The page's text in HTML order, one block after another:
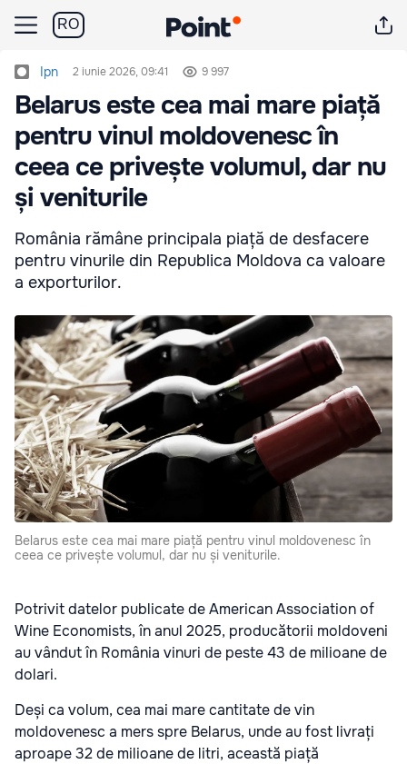
RO
Ipn 2 iunie 2026, 09:41 9 997
Belarus este cea mai mare piață
pentru vinul moldovenesc în
ceea ce privește volumul, dar nu
și veniturile
România rămâne principala piață de desfacere
pentru vinurile din Republica Moldova ca valoare
a exporturilor.
Belarus este cea mai mare piață pentru vinul moldovenesc în
ceea ce privește volumul, dar nu și veniturile.
Potrivit datelor publicate de American Association of
Wine Economists, în anul 2025, producătorii moldoveni
au vândut în România vinuri de peste 43 de milioane de
dolari.
Deși ca volum, cea mai mare cantitate de vin
moldovenesc a mers spre Belarus, unde au fost livrați
aproape 32 de milioane de litri, această piață